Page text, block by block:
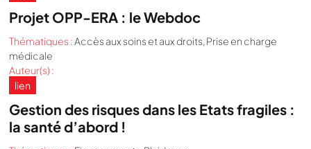
Projet OPP-ERA : le Webdoc
Thématiques :Accès aux soins et aux droits, Prise en charge
médicale
Auteur(s) :
lien
Gestion des risques dans les Etats fragiles :
la santé d’abord !